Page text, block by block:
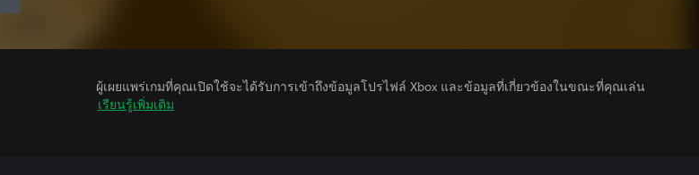
ผู้เผยแพร่เกมที่คุณเปิดใช้จะได้รับการเข้าถึงข้อมูลโปรไฟล์ Xbox และข้อมูลที่เกี่ยวข้องในขณะที่คุณเล่น
เรียนรู้เพิ่มเติม